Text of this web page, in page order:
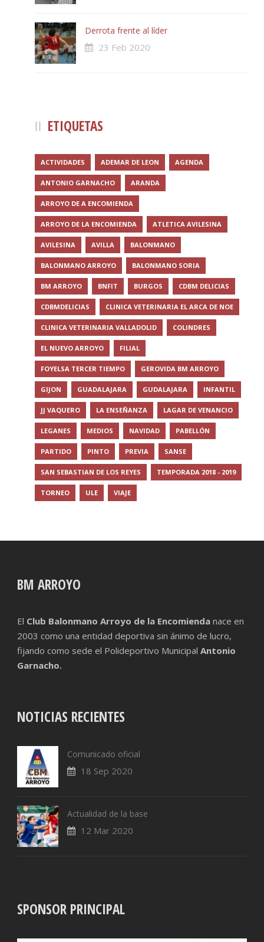
Derrota frente al líder
23 Feb 2020
ETIQUETAS
ACTIVIDADES ADEMAR DE LEON AGENDA
ANTONIO GARNACHO ARANDA
ARROYO DE A ENCOMIENDA
ARROYO DE LA ENCOMIENDA ATLETICA AVILESINA
AVILESINA AVILLA BALONMANO
BALONMANO ARROYO BALONMANO SORIA
BM ARROYO BNFIT BURGOS CDBM DELICIAS
CDBMDELICIAS CLINICA VETERINARIA EL ARCA DE NOE
CLINICA VETERINARIA VALLADOLID COLINDRES
EL NUEVO ARROYO FILIAL
FOYELSA TERCER TIEMPO GEROVIDA BM ARROYO
GIJON GUADALAJARA GUDALAJARA INFANTIL
JJ VAQUERO LA ENSEÑANZA LAGAR DE VENANCIO
LEGANES MEDIOS NAVIDAD PABELLÓN
PARTIDO PINTO PREVIA SANSE
SAN SEBASTIAN DE LOS REYES TEMPORADA 2018 - 2019
TORNEO ULE VIAJE
BM ARROYO
El Club Balonmano Arroyo de la Encomienda nace en
2003 como una entidad deportiva sin ánimo de lucro,
fijando como sede el Polideportivo Municipal Antonio
Garnacho.
NOTICIAS RECIENTES
Comunicado oficial
18 Sep 2020
Actualidad de la base
12 Mar 2020
SPONSOR PRINCIPAL